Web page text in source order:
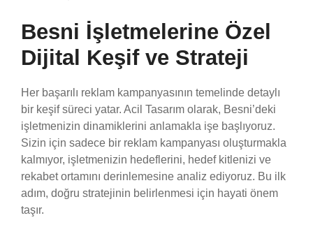
Besni İşletmelerine Özel
Dijital Keşif ve Strateji
Her başarılı reklam kampanyasının temelinde detaylı
bir keşif süreci yatar. Acil Tasarım olarak, Besni’deki
işletmenizin dinamiklerini anlamakla işe başlıyoruz.
Sizin için sadece bir reklam kampanyası oluşturmakla
kalmıyor, işletmenizin hedeflerini, hedef kitlenizi ve
rekabet ortamını derinlemesine analiz ediyoruz. Bu ilk
adım, doğru stratejinin belirlenmesi için hayati önem
taşır.